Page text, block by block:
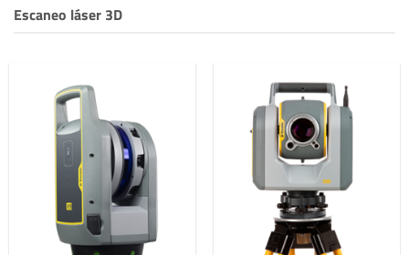
Escaneo láser 3D